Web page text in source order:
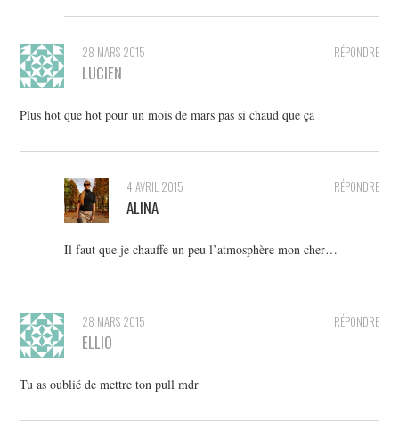
RÉPONDRE
28 MARS 2015
LUCIEN
Plus hot que hot pour un mois de mars pas si chaud que ça
RÉPONDRE
4 AVRIL 2015
ALINA
Il faut que je chauffe un peu l’atmosphère mon cher…
RÉPONDRE
28 MARS 2015
ELLIO
Tu as oublié de mettre ton pull mdr